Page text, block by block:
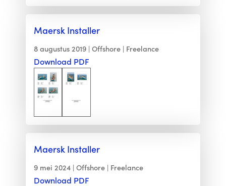
Maersk Installer
8 augustus 2019 Offshore Freelance
Download PDF
Maersk Installer
9 mei 2024 Offshore Freelance
Download PDF